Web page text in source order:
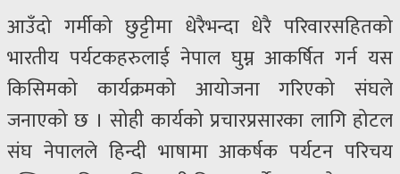
आउँदो गर्मीको छुट्टीमा धेरैभन्दा धेरै परिवारसहितको
भारतीय पर्यटकहरुलाई नेपाल घुम्न आकर्षित गर्न यस
किसिमको कार्यक्रमको आयोजना गरिएको संघले
जनाएको छ । सोही कार्यको प्रचारप्रसारका लागि होटल
संघ नेपालले हिन्दी भाषामा आकर्षक पर्यटन परिचय